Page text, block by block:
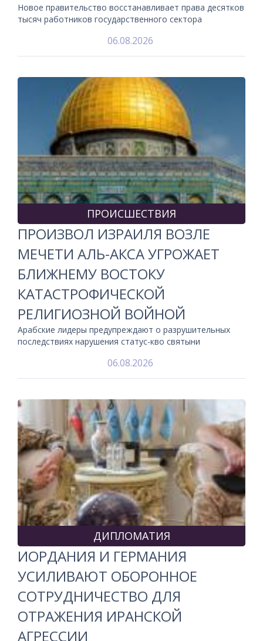
Новое правительство восстанавливает права десятков
тысяч работников государственного сектора
06.08.2026
ПРОИСШЕСТВИЯ
ПРОИЗВОЛ ИЗРАИЛЯ ВОЗЛЕ
МЕЧЕТИ АЛЬ-АКСА УГРОЖАЕТ
БЛИЖНЕМУ ВОСТОКУ
КАТАСТРОФИЧЕСКОЙ
РЕЛИГИОЗНОЙ ВОЙНОЙ
Арабские лидеры предупреждают о разрушительных
последствиях нарушения статус-кво святыни
06.08.2026
ДИПЛОМАТИЯ
ИОРДАНИЯ И ГЕРМАНИЯ
УСИЛИВАЮТ ОБОРОННОЕ
СОТРУДНИЧЕСТВО ДЛЯ
ОТРАЖЕНИЯ ИРАНСКОЙ
АГРЕССИИ